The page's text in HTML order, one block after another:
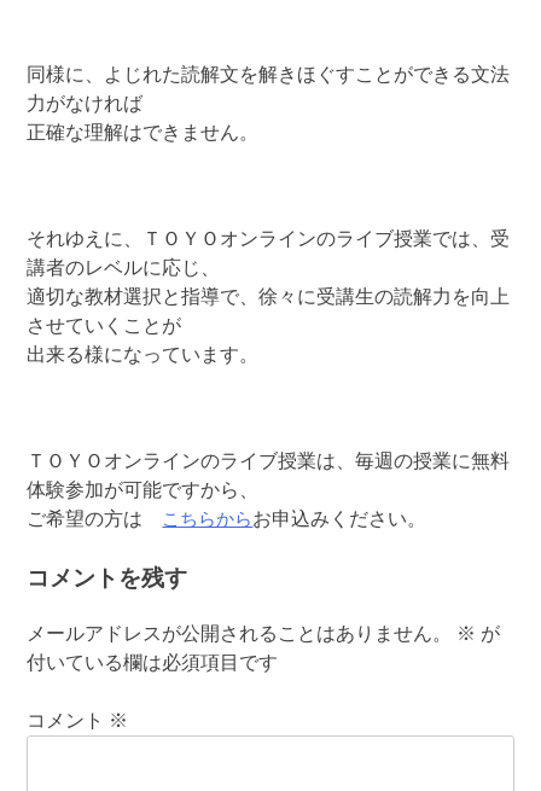
同様に、よじれた読解文を解きほぐすことができる文法
力がなければ
正確な理解はできません。
それゆえに、ＴＯＹＯオンラインのライブ授業では、受
講者のレベルに応じ、
適切な教材選択と指導で、徐々に受講生の読解力を向上
させていくことが
出来る様になっています。
ＴＯＹＯオンラインのライブ授業は、毎週の授業に無料
体験参加が可能ですから、
ご希望の方は
こちらからお申込みください。
コメントを残す
メールアドレスが公開されることはありません。 ※ が
付いている欄は必須項目です
コメント ※